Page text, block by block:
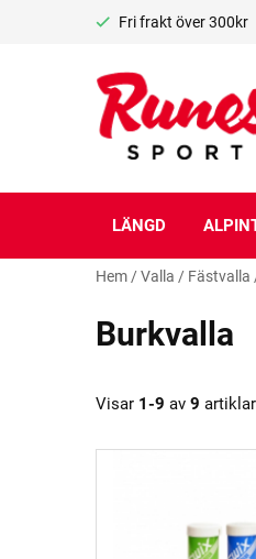
Fri frakt över 300kr
LÄNGD
Hem /Valla / Fästvalla
Burkvalla
Visar 1-9 av 9 artiklar